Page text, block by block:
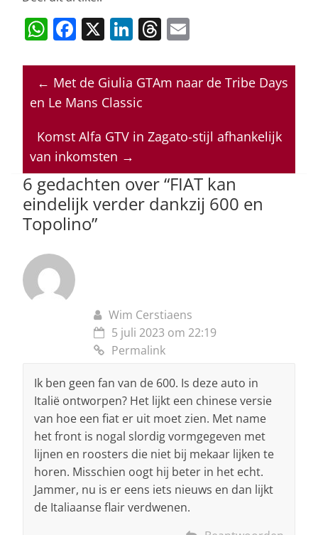
W
at
s
p
p
F
c
e
o
o
k
X Li
k
e
n
T
re
a
s
ai
l
← Met de Giulia GTAm naar de Tribe Days
en Le Mans Classic
Komst Alfa GTV in Zagato-stijl afhankelijk
van inkomsten →
6 gedachten over “FIAT kan
eindelijk verder dankzij 600 en
Topolino”
Wim Cerstiaens
5 juli 2023 om 22:19
Permalink
Ik ben geen fan van de 600. Is deze auto in
Italië ontworpen? Het lijkt een chinese versie
van hoe een fiat er uit moet zien. Met name
het front is nogal slordig vormgegeven met
lijnen en roosters die niet bij mekaar lijken te
horen. Misschien oogt hij beter in het echt.
Jammer, nu is er eens iets nieuws en dan lijkt
de Italiaanse flair verdwenen.